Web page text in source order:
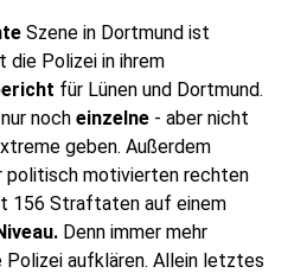
Szene in Dortmund ist
die Polizei in ihrem
für Lünen und Dortmund.
noch einzelne - aber nicht
geben. Außerdem
politisch motivierten rechten
156 Straftaten auf einem
Denn immer mehr
Polizei aufklären. Allein letztes